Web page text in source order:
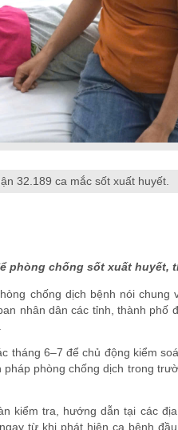
32.189 ca mắc sốt xuất huyết.
phòng chống sốt xuất huyết,
chống dịch bệnh nói chung
nhân dân các tỉnh, thành phố
tháng 6–7 để chủ động kiểm
phòng chống dịch trong
kiểm tra, hướng dẫn tại các
từ khi phát hiện ca bệnh